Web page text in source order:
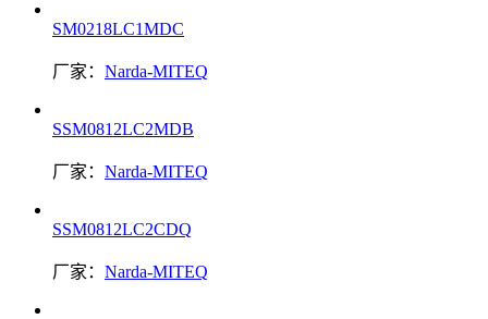
SM0218LC1MDC
厂家： Narda-MITEQ
SSM0812LC2MDB
厂家： Narda-MITEQ
SSM0812LC2CDQ
厂家： Narda-MITEQ